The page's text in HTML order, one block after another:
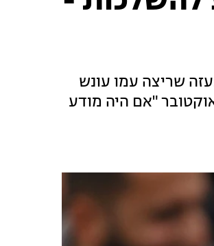
שריצה עמו עונש
כי הוא סבור שסינוואר לא היה מבצע את טבח 7 באוקטובר "אם היה מודע